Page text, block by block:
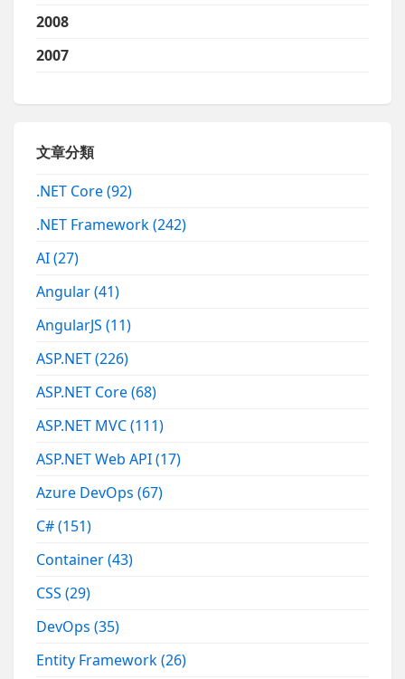
2008
2007
文章分類
.NET Core(92)
.NET Framework(242)
AI(27)
Angular(41)
AngularJS(11)
ASP.NET(226)
ASP.NET Core(68)
ASP.NET MVC(111)
ASP.NET Web API(17)
Azure DevOps(67)
C#(151)
Container(43)
CSS(29)
DevOps(35)
Entity Framework(26)